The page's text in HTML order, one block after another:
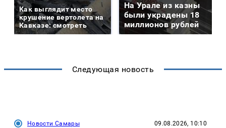
Как выглядит место
крушение вертолета на
Кавказе: смотреть
На Урале из казны
были украдены 18
миллионов рублей
Следующая новость
Новости Самары 09.08.2026, 10:10